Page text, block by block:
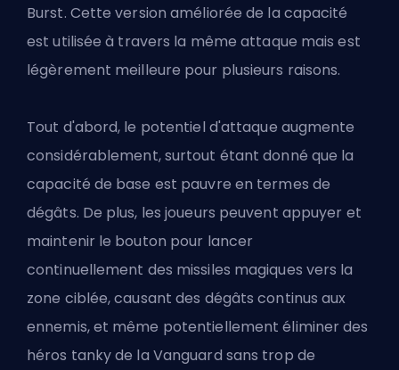
Burst. Cette version améliorée de la capacité
est utilisée à travers la même attaque mais est
légèrement meilleure pour plusieurs raisons.
Tout d'abord, le potentiel d'attaque augmente
considérablement, surtout étant donné que la
capacité de base est pauvre en termes de
dégâts. De plus, les joueurs peuvent appuyer et
maintenir le bouton pour lancer
continuellement des missiles magiques vers la
zone ciblée, causant des dégâts continus aux
ennemis, et même potentiellement éliminer des
héros tanky de la Vanguard sans trop de